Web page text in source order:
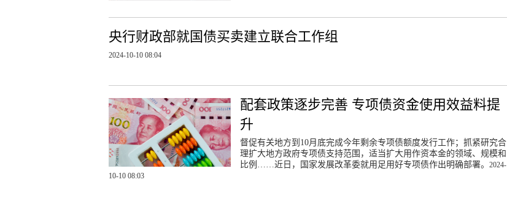
央行财政部就国债买卖建立联合工作组
2024-10-10 08:04
配套政策逐步完善 专项债资金使用效益料提
升
督促有关地方到10月底完成今年剩余专项债额度发行工作；抓紧研究合
理扩大地方政府专项债支持范围，适当扩大用作资本金的领域、规模和
比例……近日，国家发展改革委就用足用好专项债作出明确部署。2024-
10-10 08:03